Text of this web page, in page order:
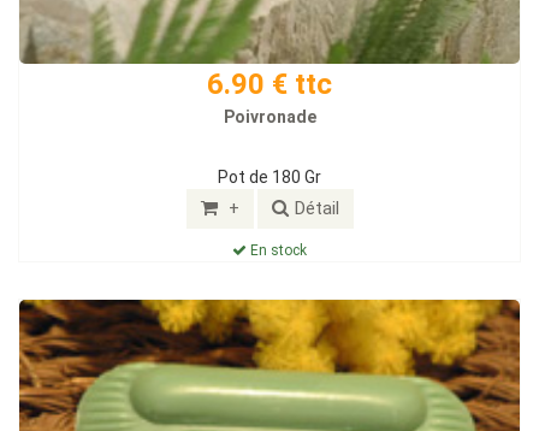
6.90 € ttc
Poivronade
Pot de 180 Gr
+ Détail
En stock